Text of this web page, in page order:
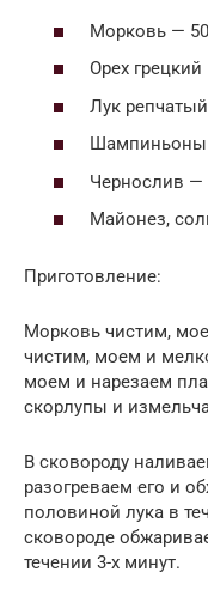
Морковь —
Орех
Лук
Шампиньоны
Чернослив —
Майонез,
Приготовление:
Морковь чистим,
чистим, моем и
моем и нарезаем
скорлупы и
В сковороду
разогреваем его и
половиной лука в
сковороде
течении 3-х минут.